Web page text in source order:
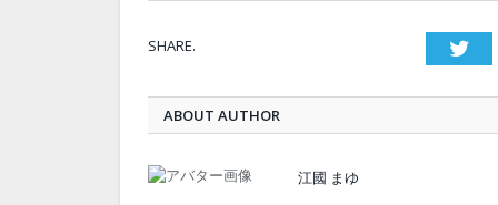
SHARE.
ABOUT AUTHOR
江國 まゆ